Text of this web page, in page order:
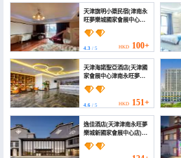
天津旗明小築民宿(津南永
旺夢樂城國家會展中心店)
(Tianjin Qiming Xiaozhu
Homestay)
4.3 / 5 HKD 100+
天津海諾聖亞酒店(天津國
家會展中心津南永旺夢樂
城店) (Hainuo Shengya
Hotel)
4.6 / 5 HKD 151+
逸佳酒店(天津津南永旺夢
樂城新國家會展中心店)
(Yijia Hotel (Tianjin
Jinnan Aeon Mall New